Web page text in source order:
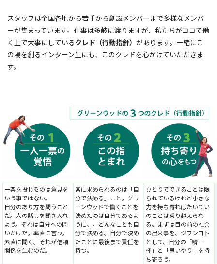
スタッフは全国各地から若手から創設メンバーまで多様なメンバ
ーが集まっています。仕事は多岐に渡りますが、私たちがココで働
く上で大事にしているクレド（行動指針） があります。一緒にこ
の場を創るインターン生にも、このクレドを心がけていただきま
す。
一票を投じるのは意見を
いう事ではない。
自分のあり方を問うこと
だ。人の話しを聞き入れ
よう。それは自分への問
いかけだ。率直に言う。
素直に聞く。それが信頼
関係を生むのだ。
常に求められるのは「自
分で決める」こと。グリ
ーンウッドで働くことを
決めたのは自分であるよ
うに、。どんなことも自
分で決める。自分で決め
たことに最後まで責任を
持つ。
ひとりでできることは限
られているけれど小さな
力を持ち寄ればたいてい
のことは乗り越えられ
る。まずは目の前の社会
の出来事を、ジブンゴト
として、自分の「精一
杯」と「思いやり」を持
ち寄ろう。